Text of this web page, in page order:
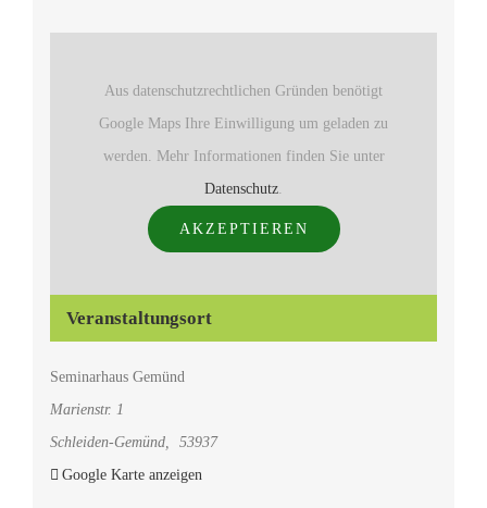
Veranstaltungsort
Seminarhaus Gemünd
Marienstr. 1
Schleiden-Gemünd,
53937
Google Karte anzeigen
Aus datenschutzrechtlichen Gründen benötigt
Google Maps Ihre Einwilligung um geladen zu
werden. Mehr Informationen finden Sie unter
Datenschutz.
AKZEPTIEREN